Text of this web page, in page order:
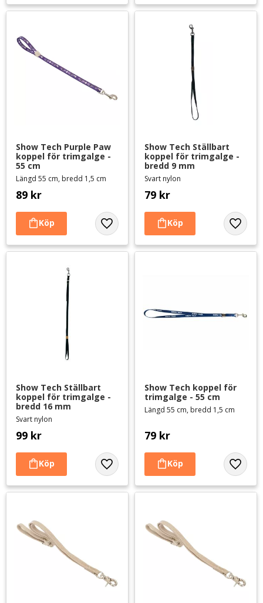
Show Tech Purple Paw
koppel för trimgalge -
55 cm
Längd 55 cm, bredd 1,5 cm
89 kr
Lägg till i favoriter
Show Tech Ställbart
koppel för trimgalge -
bredd 9 mm
Svart nylon
79 kr
Lägg
Show Tech Ställbart
koppel för trimgalge -
bredd 16 mm
Svart nylon
99 kr
Lägg till i favoriter
Show Tech koppel för
trimgalge - 55 cm
Längd 55 cm, bredd 1,5 cm
79 kr
Lägg